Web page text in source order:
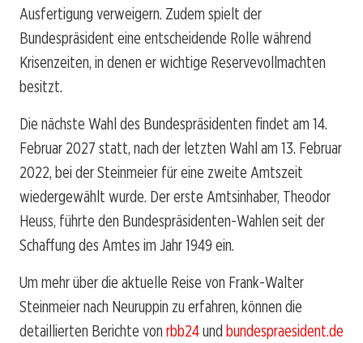
Ausfertigung verweigern. Zudem spielt der
Bundespräsident eine entscheidende Rolle während
Krisenzeiten, in denen er wichtige Reservevollmachten
besitzt.
Die nächste Wahl des Bundespräsidenten findet am 14.
Februar 2027 statt, nach der letzten Wahl am 13. Februar
2022, bei der Steinmeier für eine zweite Amtszeit
wiedergewählt wurde. Der erste Amtsinhaber, Theodor
Heuss, führte den Bundespräsidenten-Wahlen seit der
Schaffung des Amtes im Jahr 1949 ein.
Um mehr über die aktuelle Reise von Frank-Walter
Steinmeier nach Neuruppin zu erfahren, können die
detaillierten Berichte von rbb24und bundespraesident.de